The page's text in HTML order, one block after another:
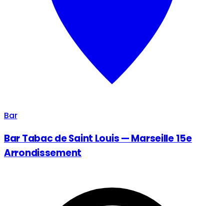
Bar
Bar Tabac de Saint Louis — Marseille 15e
Arrondissement